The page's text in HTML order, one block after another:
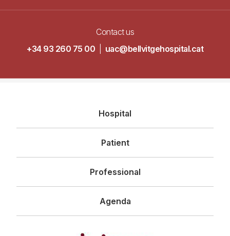
Contact us
+34 93 260 75 00
uac@bellvitgehospital.cat
principal
Hospital
Patient
Professional
Agenda